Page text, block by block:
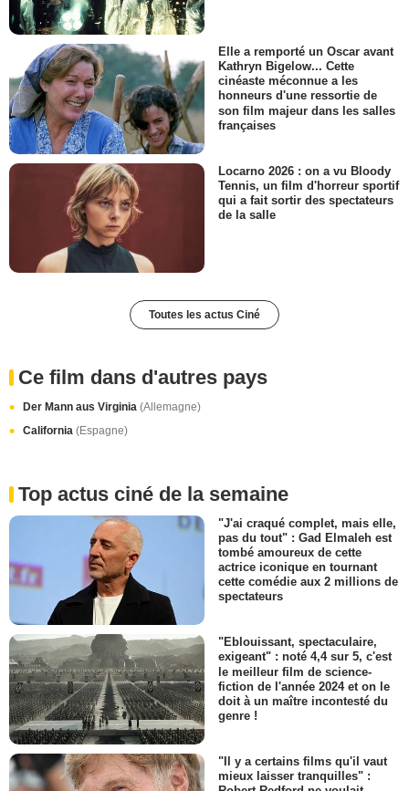
Elle a remporté un Oscar avant
Kathryn Bigelow... Cette
cinéaste méconnue a les
honneurs d'une ressortie de
son film majeur dans les salles
françaises
Locarno 2026 : on a vu Bloody
Tennis, un film d'horreur sportif
qui a fait sortir des spectateurs
de la salle
Toutes les actus Ciné
Ce film dans d'autres pays
Der Mann aus Virginia (Allemagne)
California (Espagne)
Top actus ciné de la semaine
"J'ai craqué complet, mais elle,
pas du tout" : Gad Elmaleh est
tombé amoureux de cette
actrice iconique en tournant
cette comédie aux 2 millions de
spectateurs
"Eblouissant, spectaculaire,
exigeant" : noté 4,4 sur 5, c'est
le meilleur film de science-
fiction de l'année 2024 et on le
doit à un maître incontesté du
genre !
"Il y a certains films qu'il vaut
mieux laisser tranquilles" :